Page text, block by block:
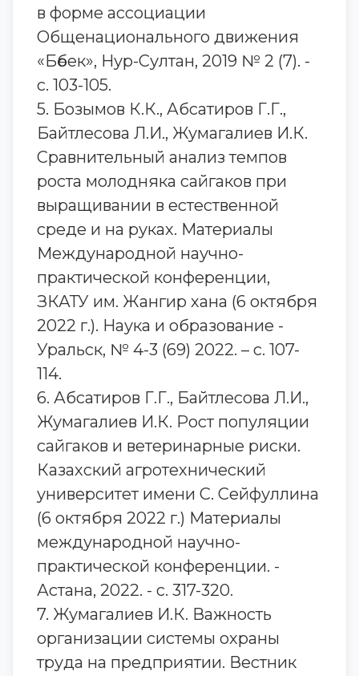
в форме ассоциации
Общенационального движения
«Бөбек», Нур-Султан, 2019 № 2 (7). -
с. 103-105.
5. Бозымов К.К., Абсатиров Г.Г.,
Байтлесова Л.И., Жумагалиев И.К.
Сравнительный анализ темпов
роста молодняка сайгаков при
выращивании в естественной
среде и на руках. Материалы
Международной научно-
практической конференции,
ЗКАТУ им. Жангир хана (6 октября
2022 г.). Наука и образование -
Уральск, № 4-3 (69) 2022. – с. 107-
114.
6. Абсатиров Г.Г., Байтлесова Л.И.,
Жумагалиев И.К. Рост популяции
сайгаков и ветеринарные риски.
Казахский агротехнический
университет имени С. Сейфуллина
(6 октября 2022 г.) Материалы
международной научно-
практической конференции. -
Астана, 2022. - с. 317-320.
7. Жумагалиев И.К. Важность
организации системы охраны
труда на предприятии. Вестник